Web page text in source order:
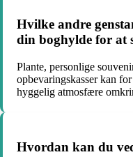
Hvilke andre
din boghylde for at
Plante, personlige
opbevaringskasser kan
hyggelig atmosfære
Hvordan kan du